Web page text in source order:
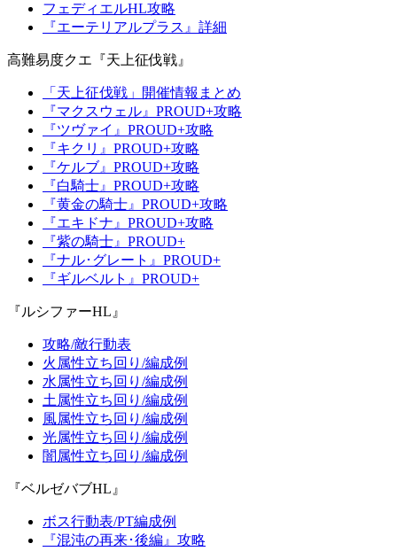
フェディエルHL攻略
『エーテリアルプラス』詳細
高難易度クエ『天上征伐戦』
「天上征伐戦」開催情報まとめ
『マクスウェル』PROUD+攻略
『ツヴァイ』PROUD+攻略
『キクリ』PROUD+攻略
『ケルブ』PROUD+攻略
『白騎士』PROUD+攻略
『黄金の騎士』PROUD+攻略
『エキドナ』PROUD+攻略
『紫の騎士』PROUD+
『ナル･グレート』PROUD+
『ギルベルト』PROUD+
『ルシファーHL』
攻略/敵行動表
火属性立ち回り/編成例
水属性立ち回り/編成例
土属性立ち回り/編成例
風属性立ち回り/編成例
光属性立ち回り/編成例
闇属性立ち回り/編成例
『ベルゼバブHL』
ボス行動表/PT編成例
『混沌の再来･後編』攻略